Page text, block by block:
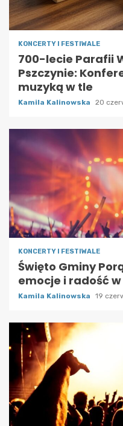
KONCERTY I FESTIWALE
700-lecie Parafii
Pszczynie:
muzyką w tle
Kamila Kalinowska 20
KONCERTY I FESTIWALE
Święto Gminy
emocje i radość
Kamila Kalinowska 19